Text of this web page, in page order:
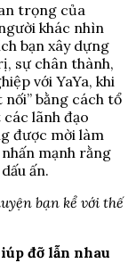
trọng của
khác nhìn
bạn xây dựng
sự chân thành,
với YaYa, khi
bằng cách tổ
lãnh đạo
được mời làm
mạnh rằng
ấn.
bạn kể với thế
đỡ lẫn nhau